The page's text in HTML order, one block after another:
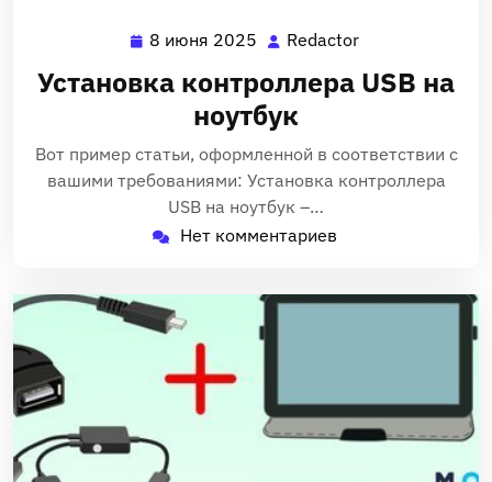
8 июня 2025 8
2025
Redactor
Установка контроллера USB на
ноутбук
Вот пример статьи, оформленной в соответствии с
вашими требованиями: Установка контроллера
USB на ноутбук –…
Нет комментариев